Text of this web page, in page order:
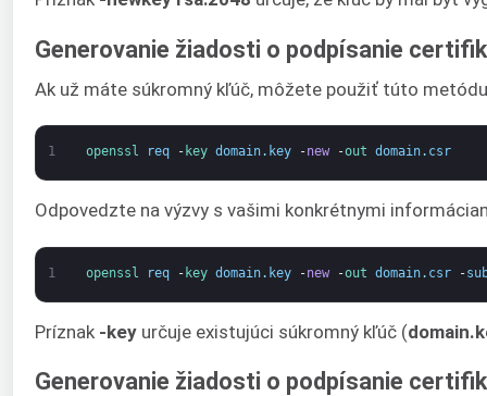
Generovanie žiadosti o podpísanie
Ak už máte súkromný kľúč, môžete použiť túto
1 openssl req - key domain. key -new -out domain. csr
Odpovedzte na výzvy s vašimi konkrétnymi
1 openssl req - key domain. key -new -out domain. csr -
Príznak -key určuje existujúci súkromný kľúč (
Generovanie žiadosti o podpísanie